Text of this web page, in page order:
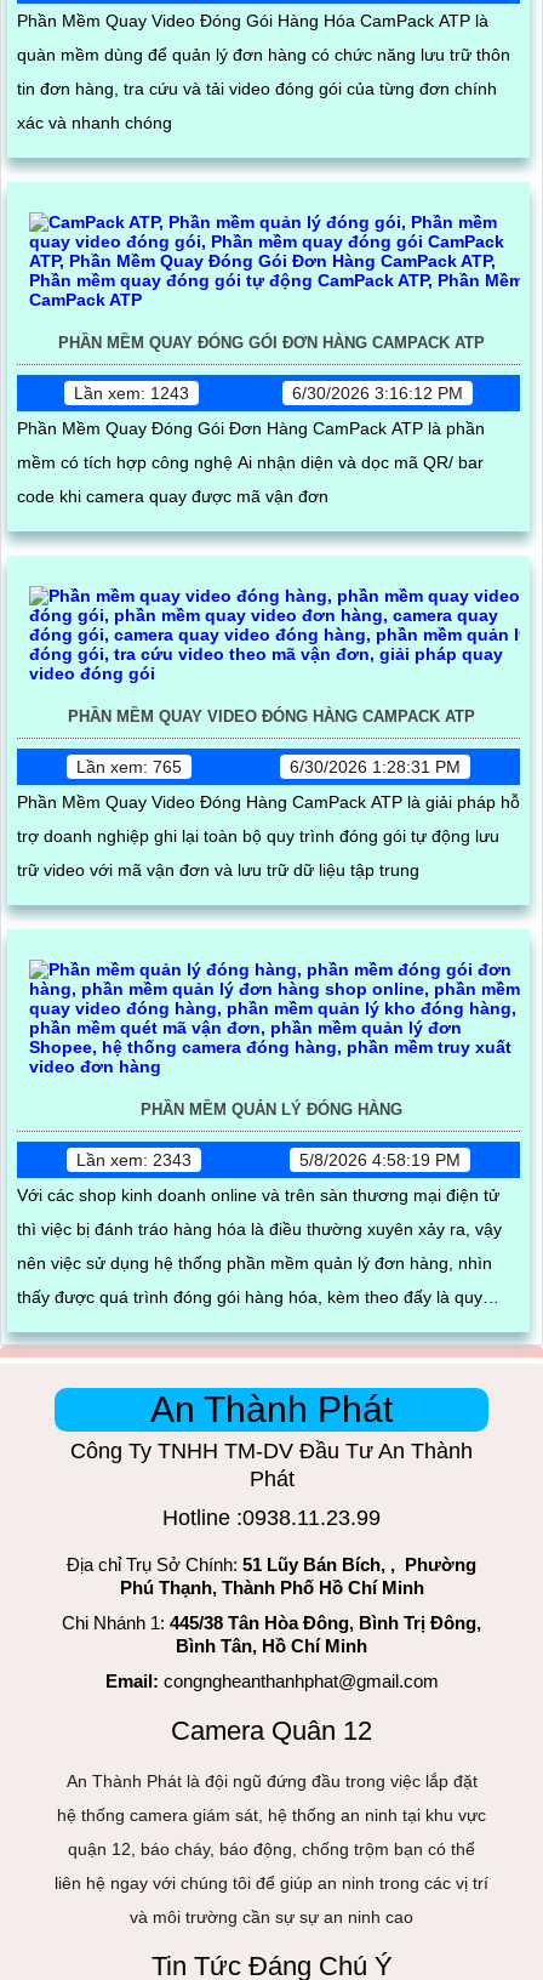
Phần Mềm Quay Video Đóng Gói Hàng Hóa CamPack ATP là
quàn mềm dùng để quản lý đơn hàng có chức năng lưu trữ thôn
tin đơn hàng, tra cứu và tải video đóng gói của từng đơn chính
xác và nhanh chóng
PHẦN MỀM QUAY ĐÓNG GÓI ĐƠN HÀNG CAMPACK ATP
Lần xem: 1243
6/30/2026 3:16:12 PM
Phần Mềm Quay Đóng Gói Đơn Hàng CamPack ATP là phần
mềm có tích hợp công nghệ Ai nhận diện và dọc mã QR/ bar
code khi camera quay được mã vận đơn
PHẦN MỀM QUAY VIDEO ĐÓNG HÀNG CAMPACK ATP
Lần xem: 765
6/30/2026 1:28:31 PM
Phần Mềm Quay Video Đóng Hàng CamPack ATP là giải pháp hỗ
trợ doanh nghiệp ghi lại toàn bộ quy trình đóng gói tự động lưu
trữ video với mã vận đơn và lưu trữ dữ liệu tập trung
PHẦN MỀM QUẢN LÝ ĐÓNG HÀNG
Lần xem: 2343
5/8/2026 4:58:19 PM
Với các shop kinh doanh online và trên sàn thương mại điện tử
thì việc bị đánh tráo hàng hóa là điều thường xuyên xảy ra, vậy
nên việc sử dụng hệ thống phần mềm quản lý đơn hàng, nhìn
thấy được quá trình đóng gói hàng hóa, kèm theo đấy là quy
trình đóng gói cũng được ghi lại một cách dễ dàng
An Thành Phát
Công Ty TNHH TM-DV Đầu Tư An Thành
Phát
Hotline :0938.11.23.99
Địa chỉ Trụ Sở Chính: 51 Lũy Bán Bích, , Phường
Phú Thạnh, Thành Phố Hồ Chí Minh
Chi Nhánh 1: 445/38 Tân Hòa Đông, Bình Trị Đông,
Bình Tân, Hồ Chí Minh
Email: congngheanthanhphat@gmail.com
Camera Quân 12
An Thành Phát là đội ngũ đứng đầu trong việc lắp đặt
hệ thống camera giám sát, hệ thống an ninh tại khu vực
quận 12, báo cháy, báo động, chống trộm bạn có thể
liên hệ ngay với chúng tôi để giúp an ninh trong các vị trí
và môi trường cần sự sự an ninh cao
Tin Tức Đáng Chú Ý